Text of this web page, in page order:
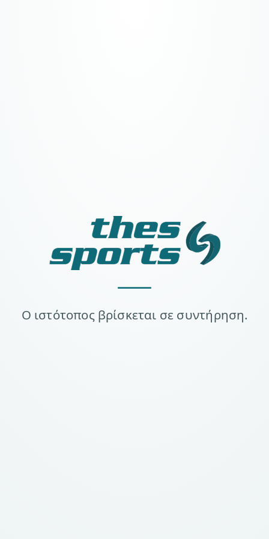
Ο ιστότοπος βρίσκεται σε συντήρηση.